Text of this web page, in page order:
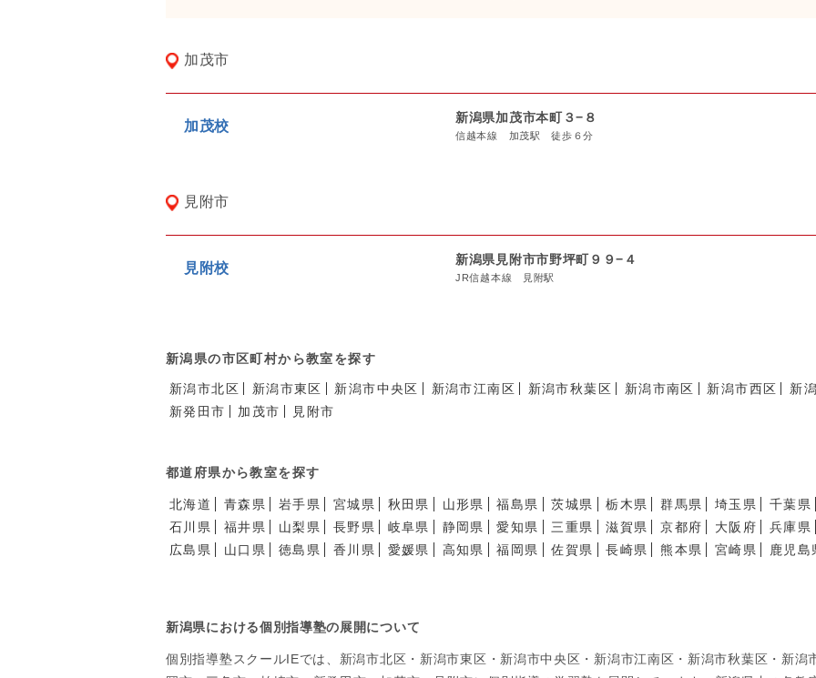
加茂市
加茂校
新潟県加茂市本町３−８
信越本線 加茂駅 徒歩６分
見附市
見附校
新潟県見附市市野坪町９９−４
JR信越本線 見附駅
新潟県の市区町村から教室を探す
新潟市北区 新潟市東区 新潟市中央区 新潟市江南区 新潟市秋葉区 新潟市南区 新潟市西区
新
新発田市
加茂市 見附市
都道府県から教室を探す
北海道 青森県 岩手県 宮城県 秋田県 山形県 福島県 茨城県 栃木県 群馬県 埼玉県
千葉県
石川県
福井県 山梨県 長野県 岐阜県 静岡県 愛知県 三重県 滋賀県 京都府 大阪府
兵庫県
広島県
山口県 徳島県 香川県 愛媛県 高知県 福岡県 佐賀県 長崎県 熊本県 宮崎県 鹿児島
新潟県における個別指導塾の展開について
個別指導塾スクールIEでは、新潟市北区・新潟市東区・新潟市中央区・新潟市江南区・新潟市秋葉区・新潟